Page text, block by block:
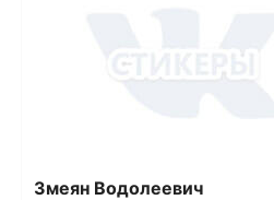
Змеян Водолеевич